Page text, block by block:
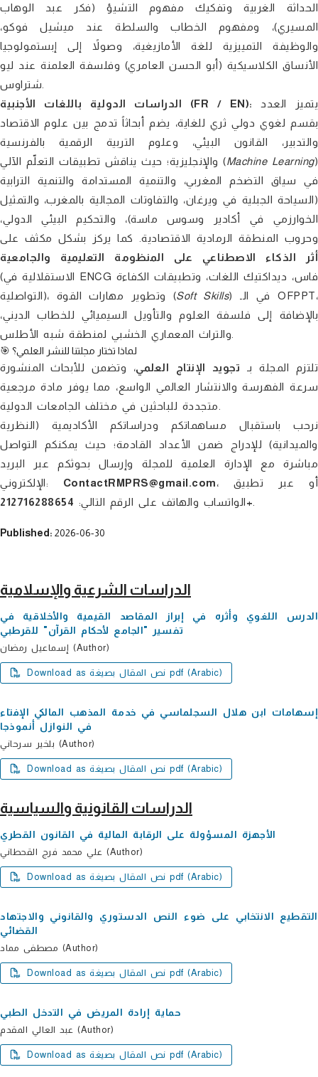
الحداثة الغربية وتفكيك مفهوم التشيؤ (فكر عبد الوهاب
المسيري)، ومفهوم الخطاب والسلطة عند ميشيل فوكو،
والوظيفة التمييزية للغة الأمازيغية، وصولاً إلى إبستمولوجيا
الأنساق الكلاسيكية (أبو الحسن العامري) وفلسفة العلمنة عند ليو
شتراوس.
الدراسات الدولية باللغات الأجنبية (FR / EN):
يتميز العدد
بقسم لغوي دولي ثري للغاية، يضم أبحاثاً تدمج بين علوم الاقتصاد
والتدبير، القانون البيئي، وعلوم التربية الرقمية بالفرنسية
والإنجليزية؛ حيث يناقش تطبيقات التعلّم الآلي (Machine Learning)
في سياق التضخم المغربي، والتنمية المستدامة والتنمية الترابية
(السياحة الجبلية في ويرغان، والتفاوتات المجالية بالمغرب، والتمثيل
الخوارزمي في أكادير وسوس ماسة)، والتحكيم البيئي الدولي،
وحروب المنطقة الرمادية الاقتصادية. كما يركز بشكل مكثف على
أثر الذكاء الاصطناعي على المنظومة التعليمية والجامعية
(الاستقلالية في ENCG فاس، ديداكتيك اللغات، وتطبيقات الكفاءة
التواصلية)، وتطوير مهارات القوة (Soft Skills) في الـ OFPPT،
بالإضافة إلى فلسفة العلوم والتأويل السيميائي للخطاب الديني،
والتراث المعماري الخشبي لمنطقة شبه الأطلس.
🎯 لماذا تختار مجلتنا للنشر العلمي؟
تلتزم المجلة بـ تجويد الإنتاج العلمي، وتضمن للأبحاث المنشورة
سرعة الفهرسة والانتشار العالمي الواسع، مما يوفر مادة مرجعية
متجددة للباحثين في مختلف الجامعات الدولية.
نرحب باستقبال مساهماتكم ودراساتكم الأكاديمية (النظرية
والميدانية) للإدراج ضمن الأعداد القادمة؛ حيث يمكنكم التواصل
مباشرة مع الإدارة العلمية للمجلة وإرسال بحوثكم عبر البريد
الإلكتروني: ContactRMPRS@gmail.com، أو عبر تطبيق
الواتساب والهاتف على الرقم التالي:212716288654+.
Published: 2026-06-30
الدراسات الشرعية والإسلامية
الدرس اللغوي وأثره في إبراز المقاصد القیمیة والأخلاقیة في
تفسیر "الجامع لأحكام القرآن" للقرطبي
إسماعیل رمضان (Author)
Download as نص المقال بصيغة pdf (Arabic)
إسھامات ابن ھلال السجلماسي في خدمة المذھب المالكي الإفتاء
في النوازل أنموذجا
بلخیر سرحاني (Author)
Download as نص المقال بصيغة pdf (Arabic)
الدراسات القانونية والسياسية
الأجھزة المسؤولة على الرقابة المالیة في القانون القطري
علي محمد فرج القحطاني (Author)
Download as نص المقال بصيغة pdf (Arabic)
التقطیع الانتخابي على ضوء النص الدستوري والقانوني والاجتھاد
القضائي
مصطفى مماد (Author)
Download as نص المقال بصيغة pdf (Arabic)
حمایة إرادة المریض في التدخل الطبي
عبد العالي المقدم (Author)
Download as نص المقال بصيغة pdf (Arabic)